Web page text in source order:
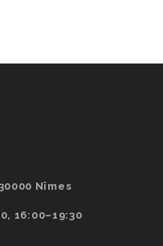
Nîmes
16:00–19:30